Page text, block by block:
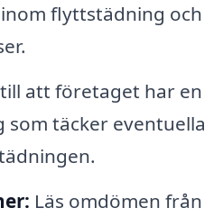
flyttstädning och
till att företaget har en
täcker eventuella
Läs omdömen från